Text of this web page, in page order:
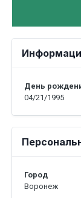
День
04/21/1995
Город
Воронеж